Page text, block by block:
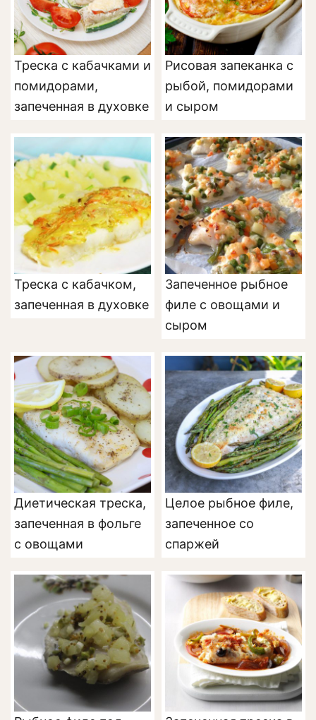
Треска с кабачками и
помидорами,
запеченная в духовке
Рисовая запеканка с
рыбой, помидорами
и сыром
Треска с кабачком,
запеченная в духовке
Запеченное рыбное
филе с овощами и
сыром
Диетическая треска,
запеченная в фольге
с овощами
Целое рыбное филе,
запеченное со
спаржей